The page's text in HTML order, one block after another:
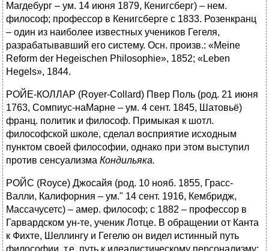
Магдебург – ум. 14 июня 1879, Кенигсберг) – нем.
философ; профессор в Кенигсберге с 1833. Розенкранц
– один из наиболее известных учеников Гегеля,
разрабатывавший его систему. Осн. произв.: «Meine
Reform der Hegeischen Philosophie», 1852; «Leben
Hegels», 1844.
РОЙЕ-КОЛЛАР (Royer-Collard) Пвер Поль (род. 21 июня
1763, Сомпиус-наМарне – ум. 4 сент. 1845, Шатовьё)
франц. политик и философ. Примыкая к шотл.
философской школе, сделал восприятие исходным
пунктом своей философии, однако при этом выступил
против сенсуализма Кондильяка.
РОЙС (Royce) Джосайя (род. 10 нояб. 1855, Грасс-
Валли, Калифорния – ум." 14 сент. 1916, Кембридж,
Массачусетс) – амер. философ; с 1882 – профессор в
Гарвардском ун-те, ученик Лотце. В обращении от Канта
к Фихте, Шеллингу и Гегелю он видел истинный путь